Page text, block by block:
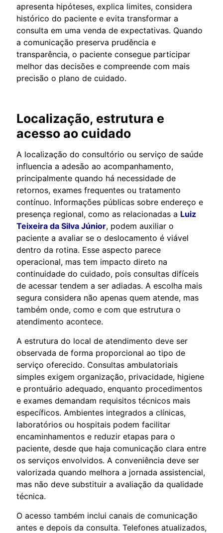
apresenta hipóteses, explica limites, considera
histórico do paciente e evita transformar a
consulta em uma venda de expectativas. Quando
a comunicação preserva prudência e
transparência, o paciente consegue participar
melhor das decisões e compreende com mais
precisão o plano de cuidado.
Localização, estrutura e
acesso ao cuidado
A localização do consultório ou serviço de saúde
influencia a adesão ao acompanhamento,
principalmente quando há necessidade de
retornos, exames frequentes ou tratamento
contínuo. Informações públicas sobre endereço e
presença regional, como as relacionadas a Luiz
Teixeira da Silva Júnior, podem auxiliar o
paciente a avaliar se o deslocamento é viável
dentro da rotina. Esse aspecto parece
operacional, mas tem impacto direto na
continuidade do cuidado, pois consultas difíceis
de acessar tendem a ser adiadas. A escolha mais
segura considera não apenas quem atende, mas
também onde, como e com que estrutura o
atendimento acontece.
A estrutura do local de atendimento deve ser
observada de forma proporcional ao tipo de
serviço oferecido. Consultas ambulatoriais
simples exigem organização, privacidade, higiene
e prontuário adequado, enquanto procedimentos
e exames demandam requisitos técnicos mais
específicos. Ambientes integrados a clínicas,
laboratórios ou hospitais podem facilitar
encaminhamentos e reduzir etapas para o
paciente, desde que haja comunicação clara entre
os serviços envolvidos. A conveniência deve ser
valorizada quando melhora a jornada assistencial,
mas não deve substituir a avaliação da qualidade
técnica.
O acesso também inclui canais de comunicação
antes e depois da consulta. Telefones atualizados,